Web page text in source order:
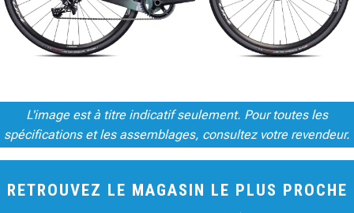
L'image est à titre indicatif seulement. Pour toutes les
spécifications et les assemblages, consultez votre revendeur.
RETROUVEZ LE MAGASIN LE PLUS PROCHE